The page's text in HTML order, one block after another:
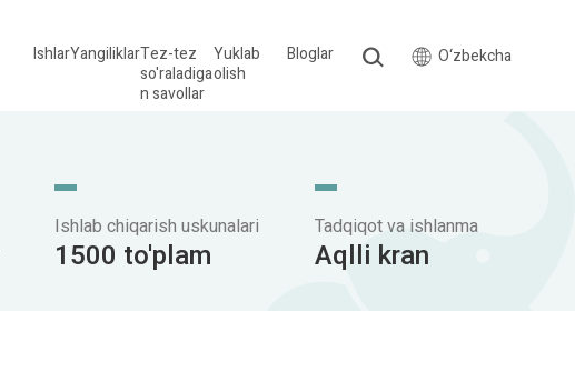
IshlarYangiliklarTez-tez
so'raladiga
n savollar
Yuklab
olish
Bloglar O‘zbekcha
Ishlab chiqarish uskunalari
1500 to'plam
Tadqiqot va ishlanma
Aqlli kran